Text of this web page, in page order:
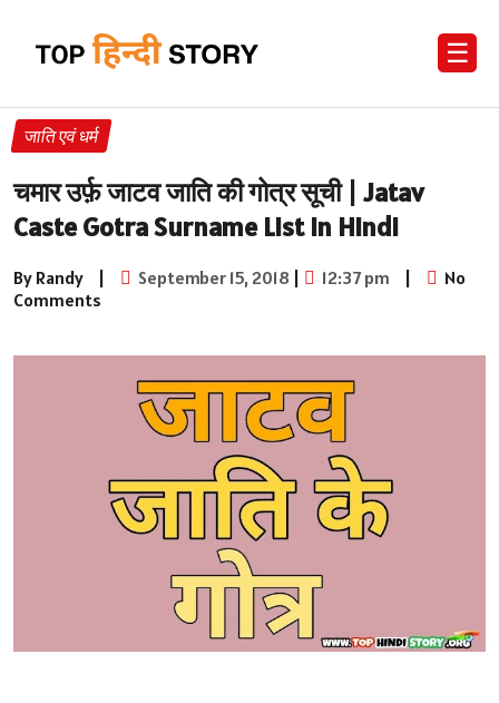
☰
जाति एवं धर्म
चमार उर्फ़ जाटव जाति की गोत्र सूची | Jatav
Caste Gotra Surname List in Hindi
By Randy | September 15, 2018 | 12:37 pm |
No
Comments